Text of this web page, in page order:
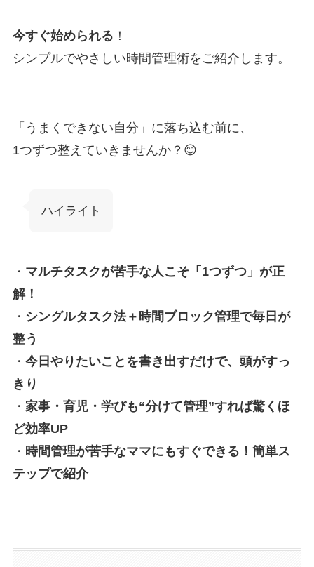
今すぐ始められる ！
シンプルでやさしい時間管理術をご紹介します。
「うまくできない自分」に落ち込む前に、
1つずつ整えていきませんか？😊
ハイライト
・ マルチタスクが苦手な人こそ「1つずつ」が正
解！
・ シングルタスク法＋時間ブロック管理で毎日が
整う
・ 今日やりたいことを書き出すだけで、頭がすっ
きり
・ 家事・育児・学びも“分けて管理”すれば驚くほ
ど効率UP
・ 時間管理が苦手なママにもすぐできる！簡単ス
テップで紹介